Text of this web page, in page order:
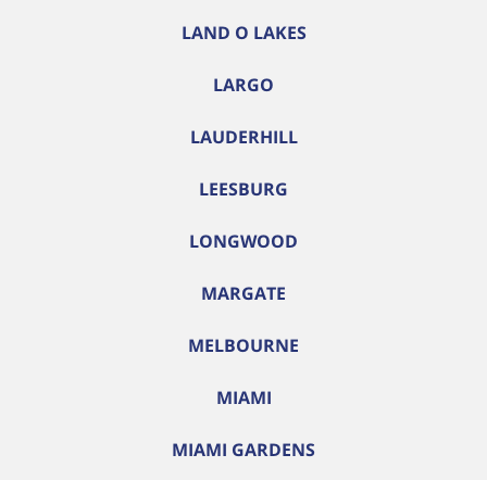
LAND O LAKES
LARGO
LAUDERHILL
LEESBURG
LONGWOOD
MARGATE
MELBOURNE
MIAMI
MIAMI GARDENS